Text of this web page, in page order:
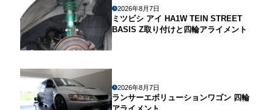
2026年8月7日
ミツビシ アイ HA1W TEIN STREET
BASIS Z取り付けと四輪アライメント
2026年8月7日
ランサーエボリューションワゴン 四輪